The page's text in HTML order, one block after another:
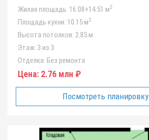
Жилая площадь: 16.08+14.51 м2
Площадь кухни: 10.15 м2
Высота потолков: 2.85 м
Этаж: 3 из 3
Отделка: Без ремонта
Цена: 2.76 млн ₽
Посмотреть планировку